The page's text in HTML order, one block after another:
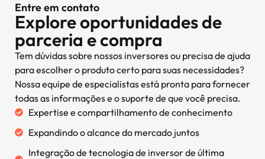
Entre em contato
Explore oportunidades de
parceria e compra
Tem dúvidas sobre nossos inversores ou precisa de ajuda
para escolher o produto certo para suas necessidades?
Nossa equipe de especialistas está pronta para fornecer
todas as informações e o suporte de que você precisa.
Expertise e compartilhamento de conhecimento
Expandindo o alcance do mercado juntos
Integração de tecnologia de inversor de última